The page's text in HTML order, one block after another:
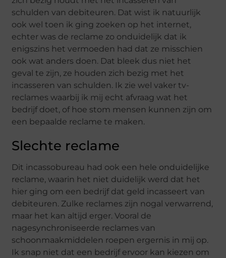
schulden van debiteuren. Dat wist ik natuurlijk
ook wel toen ik ging zoeken op het internet,
echter was de reclame zo onduidelijk dat ik
enigszins het vermoeden had dat ze misschien
ook wat anders doen. Dat bleek dus niet het
geval te zijn, ze houden zich bezig met het
incasseren van schulden. Ik zie wel vaker tv-
reclames waarbij ik mij echt afvraag wat het
bedrijf doet, of hoe stom mensen kunnen zijn om
een bepaalde reclame te maken.
Slechte reclame
Dit incassobureau had ook een hele onduidelijke
reclame, waarin het niet duidelijk werd dat het
hier ging om een bedrijf dat geld incasseert van
debiteuren. Zulke reclames zijn nogal verwarrend,
maar het kan altijd erger. Vooral de
nagesynchroniseerde reclames van
schoonmaakmiddelen roepen ergernis in mij op.
Ik snap niet dat een bedrijf ervoor kan kiezen om